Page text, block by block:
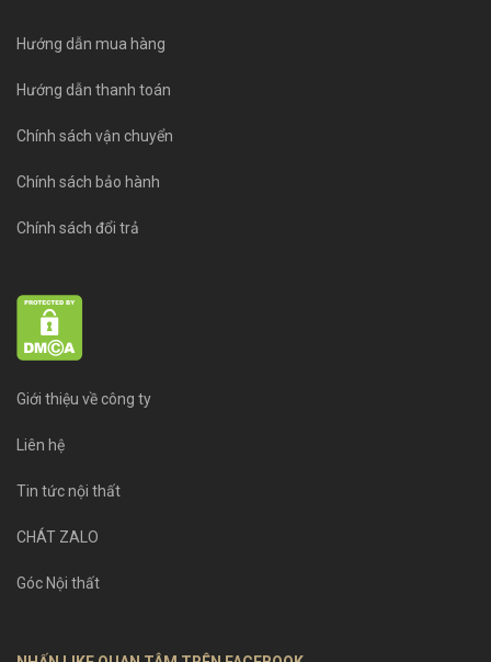
Hướng dẫn mua hàng
Hướng dẫn thanh toán
Chính sách vận chuyển
Chính sách bảo hành
Chính sách đổi trả
Giới thiệu về công ty
Liên hệ
Tin tức nội thất
CHÁT ZALO
Góc Nội thất